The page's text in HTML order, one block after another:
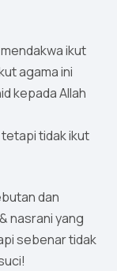
ikut
agama ini
kepada Allah
tidak ikut
dan
nasrani yang
sebenar tidak